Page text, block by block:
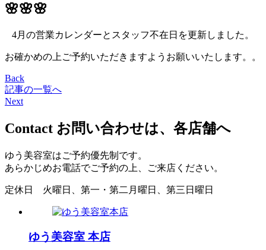
🌸🌸🌸
4月の営業カレンダーとスタッフ不在日を更新しました。
お確かめの上ご予約いただきますようお願いいたします。。
Back
記事の一覧へ
Next
Contact お問い合わせは、各店舗へ
ゆう美容室はご予約優先制です。
あらかじめお電話でご予約の上、ご来店ください。
定休日 火曜日、第一・第二月曜日、第三日曜日
ゆう美容室 本店